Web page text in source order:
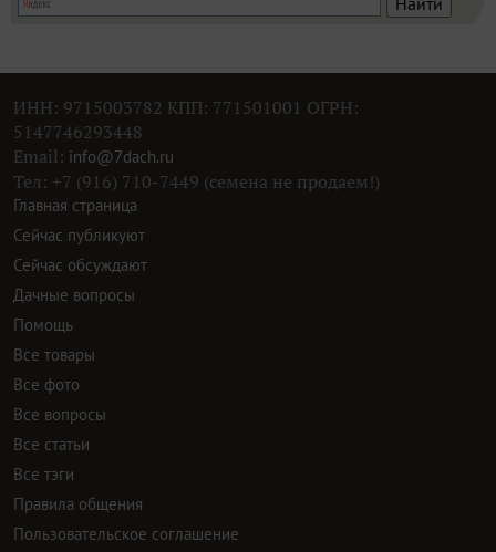
ИНН: 9715003782 КПП: 771501001 ОГРН:
5147746293448
Email: info@7dach.ru
Тел: +7 (916) 710-7449 (семена не продаем!)
Главная страница
Сейчас публикуют
Сейчас обсуждают
Дачные вопросы
Помощь
Все товары
Все фото
Все вопросы
Все статьи
Все тэги
Правила общения
Пользовательское соглашение